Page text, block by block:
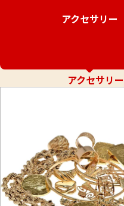
アクセサリー
アクセサリー